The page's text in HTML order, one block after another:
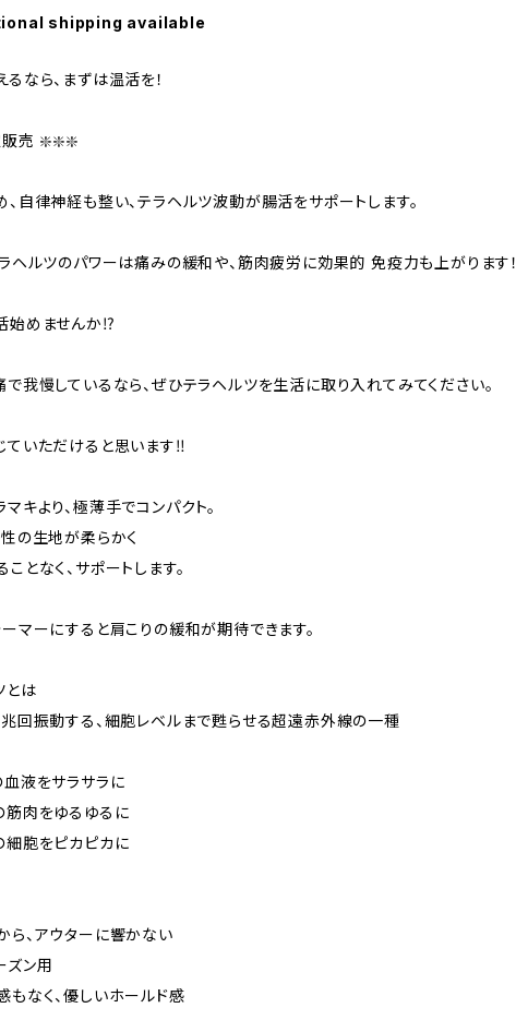
shipping available
なら、まずは温活を！
売 ❇️❇️❇️
、自律神経も整い、テラヘルツ波動が腸活をサポートします。
ラヘルツのパワーは痛みの緩和や、筋肉疲労に効果的 免疫力も上がります！
始めませんか⁉️
で我慢しているなら、ぜひテラヘルツを生活に取り入れてみてください。
ていただけると思います‼️
キより、極薄手でコンパクト。
性の生地が柔らかく
となく、サポートします。
ーマーにすると肩こりの緩和が期待できます。
とは
回振動する、細胞レベルまで甦らせる超遠赤外線の一種
血液をサラサラに
筋肉をゆるゆるに
細胞をピカピカに
ら、アウターに響かない
ズン用
もなく、優しいホールド感